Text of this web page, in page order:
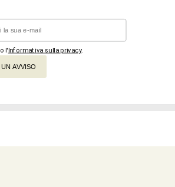
l'Informativa sulla privacy.
AVVISO